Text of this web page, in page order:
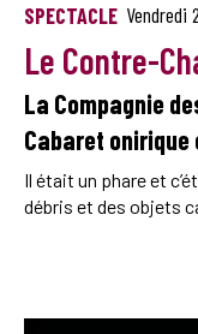
SPECTACLE Vendredi
Le Contre-
La Compagnie
Cabaret
Il était un phare et
débris et des objets